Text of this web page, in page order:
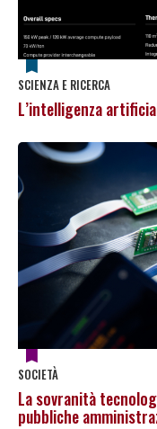
SCIENZA E RICERCA
L’intelligenza
SOCIETÀ
La sovranità
pubbliche